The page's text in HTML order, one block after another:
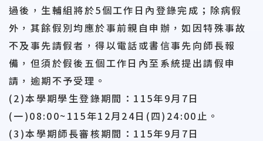
過後，生輔組將於5個工作日內登錄完成；除病假
外，其餘假別均應於事前親自申辦，如因特殊事故
不及事先請假者，得以電話或書信事先向師長報
備，但須於假後五個工作日 內至系統提出請假申
請，逾期不予受理。
(2)本學期學生登錄期間：115年9月7日
(一)08:00~115年12月24日(四)24:00止。
(3)本學期師長審核期間：115年9月7日